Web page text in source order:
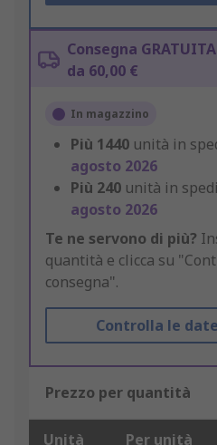
Consegna
da 60,00 €
In magazzino
Più 1440 unità in
agosto 2026
Più 240 unità in
agosto 2026
Te ne servono di più?
quantità e clicca su
consegna".
Controlla le
Prezzo per quantità
Unità Per unità